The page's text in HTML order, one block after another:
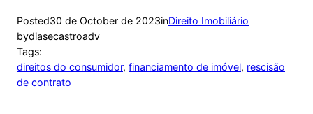
Posted30 de October de 2023inDireito Imobiliário
bydiasecastroadv
Tags:
direitos do consumidor, financiamento de imóvel, rescisão
de contrato